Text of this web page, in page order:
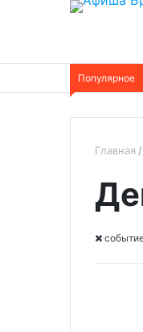
Популярное
Главная